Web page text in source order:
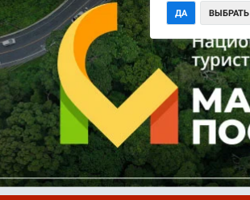
НА СПОРТ ПРОМОКОДЫ
ТЕЛЕВИЗОР
ТЕСТЫ НОВОЕ НА САЙТЕ
ДА